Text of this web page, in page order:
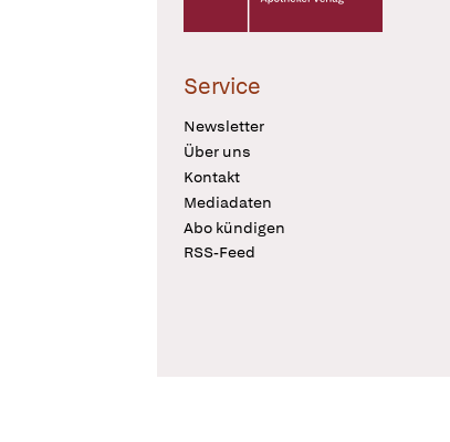
Service
Newsletter
Über uns
Kontakt
Mediadaten
Abo kündigen
RSS-Feed